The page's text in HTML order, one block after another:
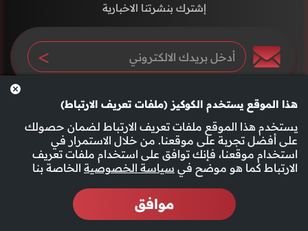
هذا الموقع يستخدم الكوكيز (ملفات تعريف الارتباط)
يستخدم هذا الموقع ملفات تعريف الارتباط لضمان حصولك
على أفضل تجربة على موقعنا. من خلال الاستمرار في
استخدام موقعنا، فإنك توافق على استخدام ملفات تعريف
الارتباط كما هو موضح في سياسة الخصوصية الخاصة بنا
موافق
إشترك بنشرتنا الاخبارية
سياسة الخصوصية الأحكام والشروط